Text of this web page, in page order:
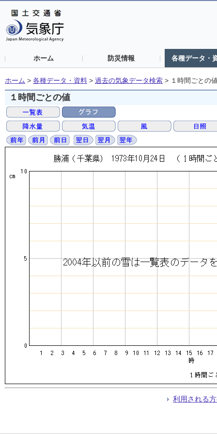
ホーム 防災情報 各種データ・
ホーム > 各種データ・資料 > 過去の気象データ検索 > １時間ごとの
１時間ごとの値
利用される